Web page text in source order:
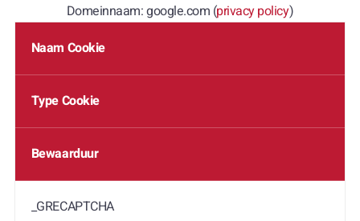
Domeinnaam: google.com (privacy policy)
Naam Cookie
Type Cookie
Bewaarduur
_GRECAPTCHA